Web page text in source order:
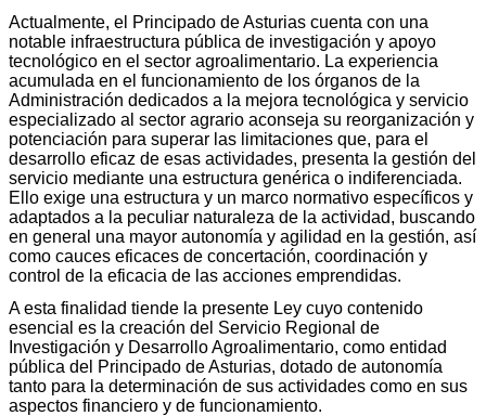
Actualmente, el Principado de Asturias cuenta con una
notable infraestructura pública de investigación y apoyo
tecnológico en el sector agroalimentario. La experiencia
acumulada en el funcionamiento de los órganos de la
Administración dedicados a la mejora tecnológica y servicio
especializado al sector agrario aconseja su reorganización y
potenciación para superar las limitaciones que, para el
desarrollo eficaz de esas actividades, presenta la gestión del
servicio mediante una estructura genérica o indiferenciada.
Ello exige una estructura y un marco normativo específicos y
adaptados a la peculiar naturaleza de la actividad, buscando
en general una mayor autonomía y agilidad en la gestión, así
como cauces eficaces de concertación, coordinación y
control de la eficacia de las acciones emprendidas.
A esta finalidad tiende la presente Ley cuyo contenido
esencial es la creación del Servicio Regional de
Investigación y Desarrollo Agroalimentario, como entidad
pública del Principado de Asturias, dotado de autonomía
tanto para la determinación de sus actividades como en sus
aspectos financiero y de funcionamiento.